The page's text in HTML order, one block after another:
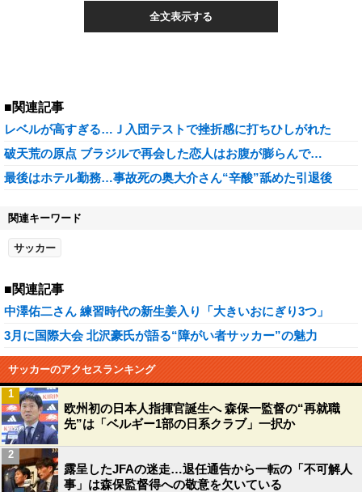
全文表示する
■関連記事
レベルが高すぎる…Ｊ入団テストで挫折感に打ちひしがれた
破天荒の原点 ブラジルで再会した恋人はお腹が膨らんで…
最後はホテル勤務…事故死の奥大介さん“辛酸”舐めた引退後
関連キーワード
サッカー
■関連記事
中澤佑二さん 練習時代の新生姜入り「大きいおにぎり3つ」
3月に国際大会 北沢豪氏が語る“障がい者サッカー”の魅力
サッカーのアクセスランキング
欧州初の日本人指揮官誕生へ 森保一監督の“再就職
先”は「ベルギー1部の日系クラブ」一択か
1
露呈したJFAの迷走…退任通告から一転の「不可解人
事」は森保監督得への敬意を欠いている
2